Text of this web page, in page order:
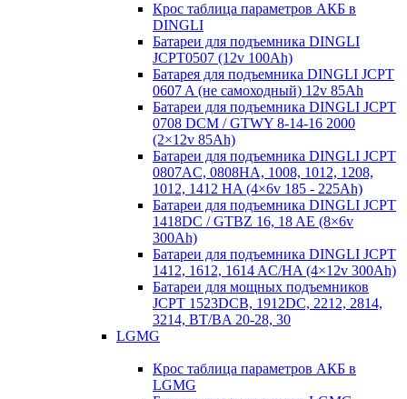
Крос таблица параметров АКБ в
DINGLI
Батареи для подъемника DINGLI
JCPT0507 (12v 100Ah)
Батарея для подъемника DINGLI JCPT
0607 A (не самоходный) 12v 85Ah
Батареи для подъемника DINGLI JCPT
0708 DCM / GTWY 8-14-16 2000
(2×12v 85Ah)
Батареи для подъемника DINGLI JCPT
0807AC, 0808HA, 1008, 1012, 1208,
1012, 1412 HA (4×6v 185 - 225Ah)
Батареи для подъемника DINGLI JCPT
1418DC / GTBZ 16, 18 AE (8×6v
300Ah)
Батареи для подъемника DINGLI JCPT
1412, 1612, 1614 AC/HA (4×12v 300Ah)
Батареи для мощных подъемников
JCPT 1523DCB, 1912DC, 2212, 2814,
3214, BT/BA 20-28, 30
LGMG
Крос таблица параметров АКБ в
LGMG